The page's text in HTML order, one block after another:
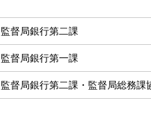
監督局銀行第二課
監督局銀行第一課
監督局銀行第二課・監督局総務課